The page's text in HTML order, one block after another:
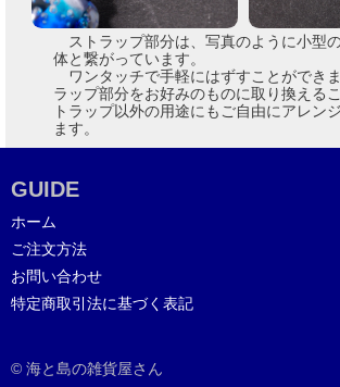
ストラップ部分は、写真のように小型
体と繋がっています。
ワンタッチで手軽にはずすことができ
ラップ部分をお好みのものに取り換える
トラップ以外の用途にもご自由にアレン
ます。
GUIDE
ホーム
ご注文方法
お問い合わせ
特定商取引法に基づく表記
© 海と島の雑貨屋さん